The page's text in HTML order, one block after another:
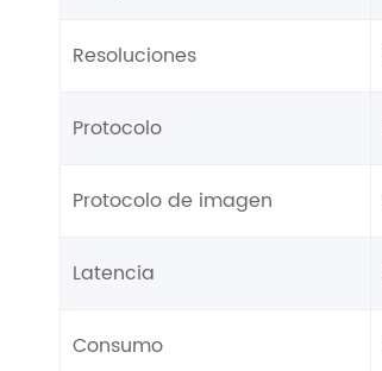
Resoluciones
Protocolo
Protocolo de imagen
Latencia
Consumo